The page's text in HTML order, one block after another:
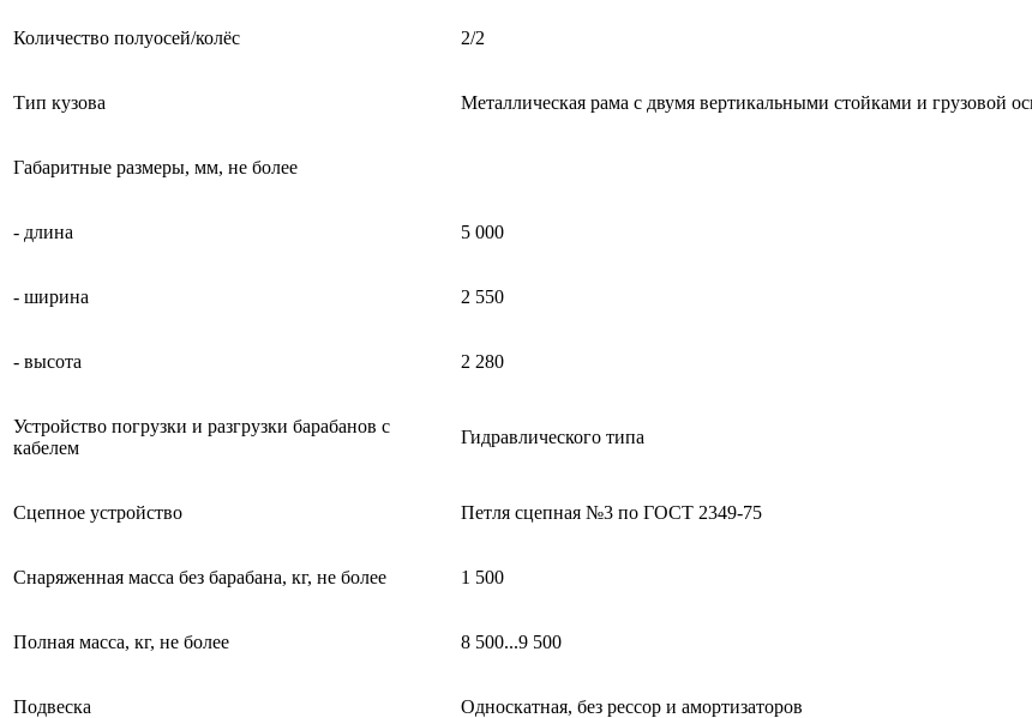
Количество полуосей/колёс 2/2
Тип кузова Металлическая рама с двумя вертикальными стойками и грузовой
Габаритные размеры, мм, не более
- длина 5 000
- ширина 2 550
- высота 2 280
Устройство погрузки и разгрузки барабанов с
кабелем
Гидравлического типа
Сцепное устройство Петля сцепная №3 по ГОСТ 2349-75
Снаряженная масса без барабана, кг, не более 1 500
Полная масса, кг, не более 8 500...9 500
Подвеска Односкатная, без рессор и амортизаторов